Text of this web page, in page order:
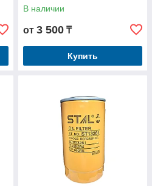
В наличии
от 3 500 ₸
Купить